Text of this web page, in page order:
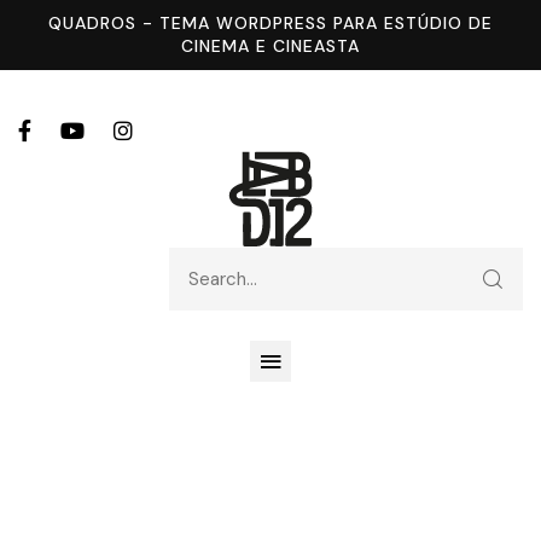
QUADROS - TEMA WORDPRESS PARA ESTÚDIO DE
CINEMA E CINEASTA